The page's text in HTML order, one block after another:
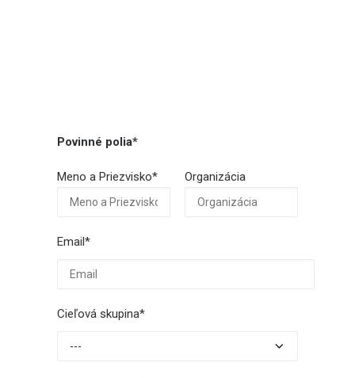
Povinné polia*
Meno a Priezvisko* Organizácia
Email*
Cieľová skupina*